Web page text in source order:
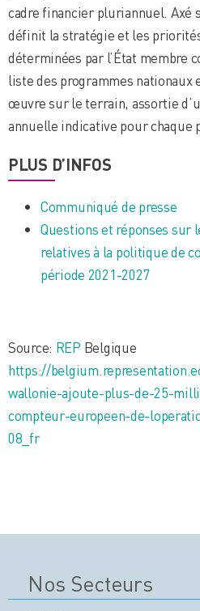
cadre financier pluriannuel. Axé
définit la stratégie et les
déterminées par l’État membre
liste des programmes nationaux
œuvre sur le terrain, assortie
annuelle indicative pour chaque
PLUS D’INFOS
Communiqué de presse
Questions et réponses sur
relatives à la politique de
période 2021-2027
Source: REP Belgique
https://
wallonie-ajoute-plus-de-25-
compteur-europeen-de-
08_fr
Nos Secteurs